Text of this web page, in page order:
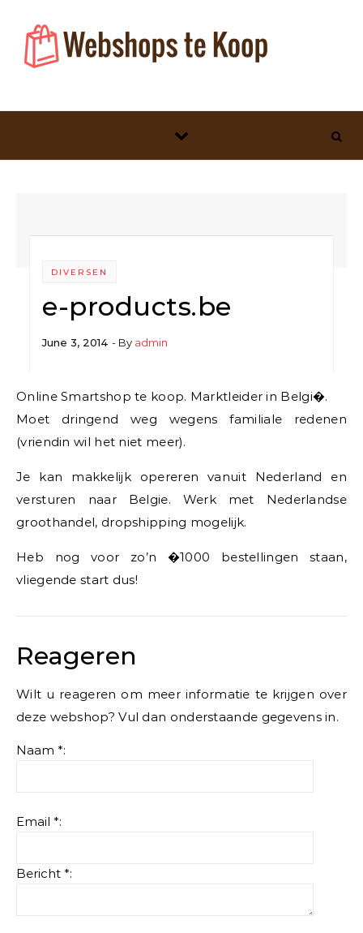
DIVERSEN
e-products.be
June 3, 2014 - By admin
Online Smartshop te koop. Marktleider in Belgi�.
Moet dringend weg wegens familiale redenen
(vriendin wil het niet meer).
Je kan makkelijk opereren vanuit Nederland en
versturen naar Belgie. Werk met Nederlandse
groothandel, dropshipping mogelijk.
Heb nog voor zo’n �1000 bestellingen staan,
vliegende start dus!
Reageren
Wilt u reageren om meer informatie te krijgen over
deze webshop? Vul dan onderstaande gegevens in.
Naam *:
Email *:
Bericht *: